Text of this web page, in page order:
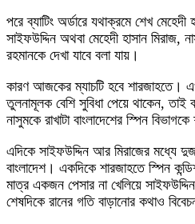
পরে ব্যাটিং অর্ডারে যথাক্রমে শেখ মেহেদী
সাইফউদ্দিন অথবা মেহেদী হাসান
রহমানকে দেখা যাবে বলা যায়।
কারণ আজকের ম্যাচটি হবে শারজাহতে।
তুলনামূলক বেশি সুবিধা পেয়ে থাকেন, তাই
নাসুমকে রাখাটা বাংলাদেশের স্পিন
এদিকে সাইফউদ্দিন আর মিরাজের মধ্যে
বাংলাদেশ। একদিকে শারজাহতে স্পিন
মাত্র একজন পেসার না খেলিয়ে
শেষদিকে রানের গতি বাড়ানোর কথাও